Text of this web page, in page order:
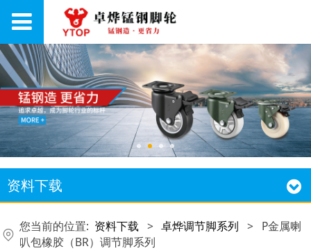
资料下载
您当前的位置: 资料下载 > 卓烨调节脚系列 > P金属喇
叭包橡胶（BR）调节脚系列